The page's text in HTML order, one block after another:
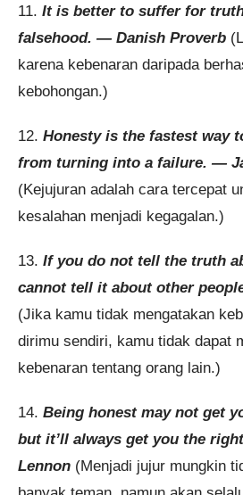
11. It is better to suffer for
falsehood. — Danish Proverb
karena kebenaran daripada
kebohongan.)
12. Honesty is the fastest way
from turning into a failure. —
(Kejujuran adalah cara tercepat
kesalahan menjadi kegagalan.)
13. If you do not tell the truth
cannot tell it about other
(Jika kamu tidak mengatakan
dirimu sendiri, kamu tidak dapat
kebenaran tentang orang lain.)
14. Being honest may not get
but it’ll always get you the
Lennon (Menjadi jujur mungkin